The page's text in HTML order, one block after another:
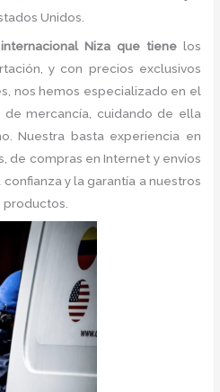
Unidos.
Niza que tienelos
y con precios exclusivos
nos hemos especializado en el
mercancía, cuidando de ella
Nuestra basta experiencia en
de compras en Internet y envíos
y la garantía a nuestros